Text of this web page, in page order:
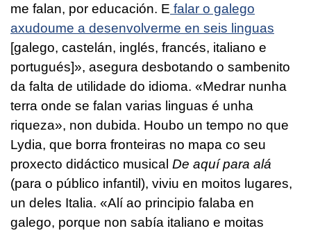
me falan, por educación. E falar o galego
axudoume a desenvolverme en seis linguas
[galego, castelán, inglés, francés, italiano e
portugués]», asegura desbotando o sambenito
da falta de utilidade do idioma. «Medrar nunha
terra onde se falan varias linguas é unha
riqueza», non dubida. Houbo un tempo no que
Lydia, que borra fronteiras no mapa co seu
proxecto didáctico musical De aquí para alá
(para o público infantil), viviu en moitos lugares,
un deles Italia. «Alí ao principio falaba en
galego, porque non sabía italiano e moitas